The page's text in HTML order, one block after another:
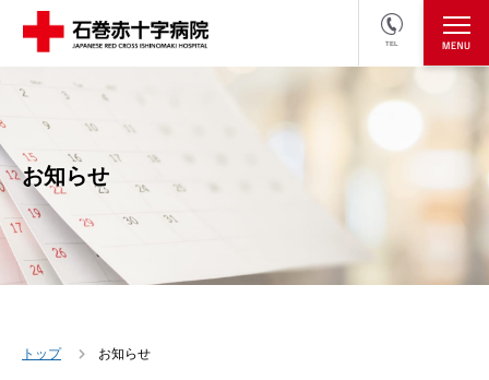
TEL
医療関係者の方
お知らせ
トップ お知らせ